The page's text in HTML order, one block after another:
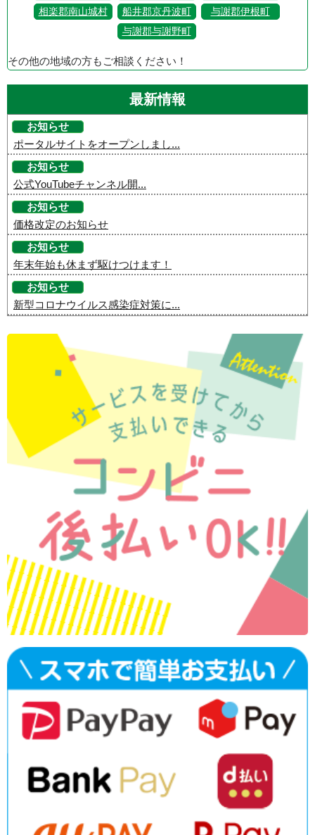
相楽郡南山城村
船井郡京丹波町
与謝郡伊根町
与謝郡与謝野町
その他の地域の方もご相談ください！
最新情報
お知らせ
ポータルサイトをオープンしまし...
お知らせ
公式YouTubeチャンネル開...
お知らせ
価格改定のお知らせ
お知らせ
年末年始も休まず駆けつけます！
お知らせ
新型コロナウイルス感染症対策に...